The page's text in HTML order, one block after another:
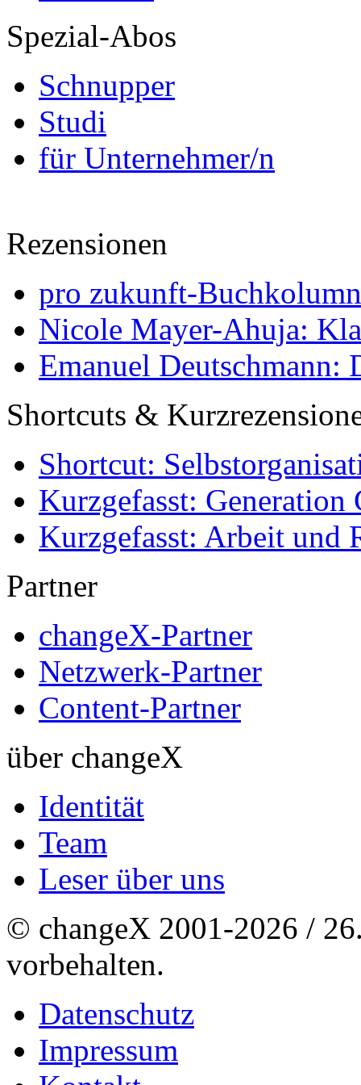
Spezial-Abos
Schnupper
Studi
für Unternehmer/n
Rezensionen
pro zukunft-
Nicole Mayer-Ahuja:
Emanuel Deutschmann:
Shortcuts &
Shortcut:
Kurzgefasst: Generation
Kurzgefasst: Arbeit und
Partner
changeX-Partner
Netzwerk-Partner
Content-Partner
über changeX
Identität
Team
Leser über uns
© changeX 2001-2026 /
vorbehalten.
Datenschutz
Impressum